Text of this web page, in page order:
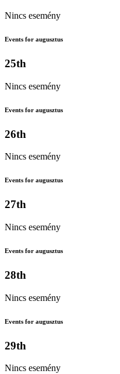
Nincs esemény
Events for augusztus
25th
Nincs esemény
Events for augusztus
26th
Nincs esemény
Events for augusztus
27th
Nincs esemény
Events for augusztus
28th
Nincs esemény
Events for augusztus
29th
Nincs esemény